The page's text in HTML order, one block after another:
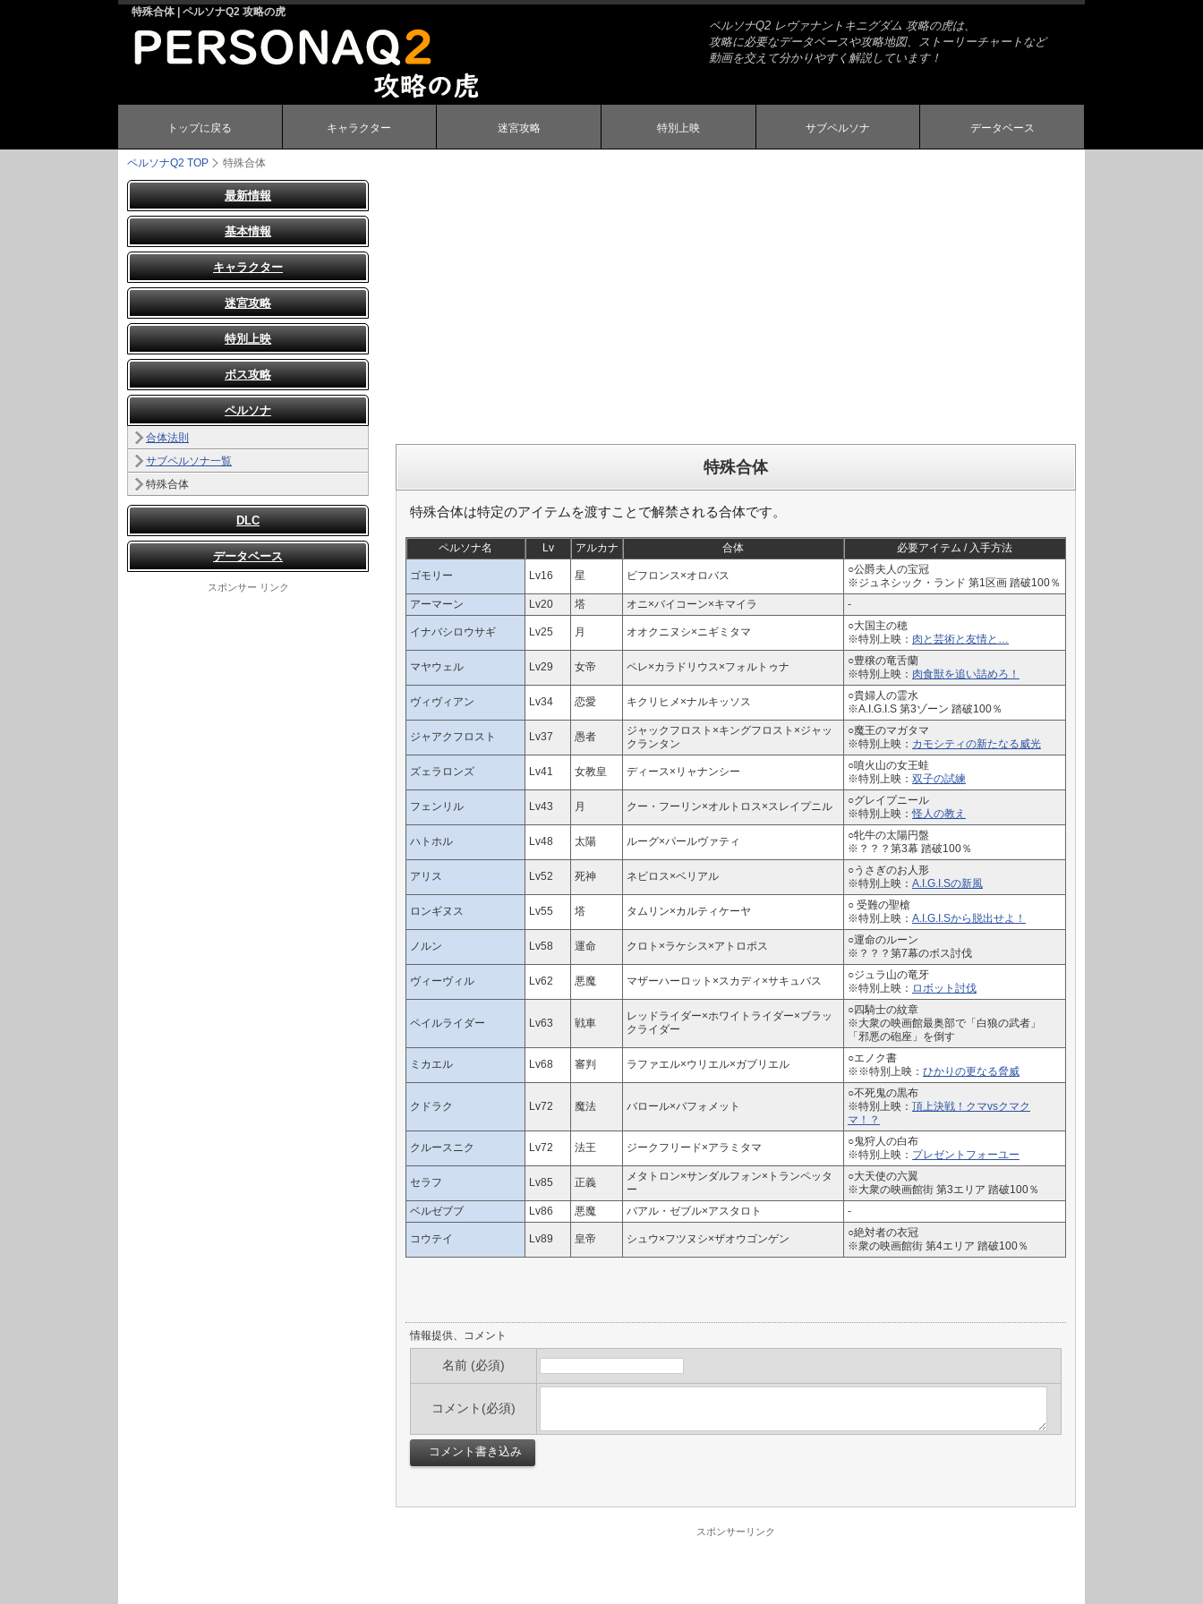
特殊合体 | ペルソナQ2 攻略の虎
ペルソナQ2 レヴァナントキニグダム 攻略の虎は、
攻略に必要なデータベースや攻略地図、ストーリーチャートなど
動画を交えて分かりやすく解説しています！
トップに戻る キャラクター 迷宮攻略 特別上映 サブペルソナ データベース
ペルソナQ2 TOP 特殊合体
特殊合体
特殊合体は特定のアイテムを渡すことで解禁される合体です。
ペルソナ名 Lv アルカナ 合体 必要アイテム / 入手方法
ゴモリー Lv16 星 ビフロンス×オロバス
○公爵夫人の宝冠
※ジュネシック・ランド 第1区画 踏破100％
アーマーン
Lv20 塔 オニ×バイコーン×キマイラ -
イナバシロウサギ Lv25 月 オオクニヌシ×ニギミタマ
○大国主の穂
※特別上映： 肉と芸術と友情と…
マヤウェル Lv29 女帝 ペレ×カラドリウス×フォルトゥナ
○豊穣の竜舌蘭
※特別上映： 肉食獣を追い詰めろ！
ヴィヴィアン Lv34 恋愛 キクリヒメ×ナルキッソス
○貴婦人の霊水
※A.I.G.I.S 第3ゾーン 踏破100％
ジャアクフロスト Lv37 愚者
ジャックフロスト×キングフロスト×ジャッ
クランタン
○魔王のマガタマ
※特別上映： カモシティの新たなる威光
ズェラロンズ Lv41 女教皇 ディース×リャナンシー
○噴火山の女王蛙
※特別上映： 双子の試練
フェンリル Lv43 月 クー・フーリン×オルトロス×スレイプニル
○グレイプニール
※特別上映：怪人の教え
ハトホル Lv48 太陽 ルーグ×パールヴァティ
○牝牛の太陽円盤
※？？？第3幕 踏破100％
アリス Lv52 死神 ネビロス×ベリアル
○うさぎのお人形
※特別上映： A.I.G.I.Sの新風
ロンギヌス Lv55 塔 タムリン×カルティケーヤ
○ 受難の聖槍
※特別上映： A.I.G.I.Sから脱出せよ！
ノルン Lv58 運命 クロト×ラケシス×アトロポス
○運命のルーン
※？？？第7幕のボス討伐
ヴィーヴィル Lv62 悪魔 マザーハーロット×スカディ×サキュバス
○ジュラ山の竜牙
※特別上映： ロボット討伐
ペイルライダー Lv63 戦車
レッドライダー×ホワイトライダー×ブラッ
クライダー
○四騎士の紋章
※大衆の映画館最奥部で「白狼の武者」
「邪悪の砲座」を倒す
ミカエル Lv68 審判 ラファエル×ウリエル×ガブリエル
○エノク書
※※特別上映： ひかりの更なる脅威
クドラク Lv72 魔法 バロール×バフォメット
○不死鬼の黒布
※特別上映： 頂上決戦！クマvsクマク
マ！？
クルースニク Lv72 法王 ジークフリード×アラミタマ
○鬼狩人の白布
※特別上映： プレゼントフォーユー
セラフ Lv85 正義
メタトロン×サンダルフォン×トランペッタ
ー
○大天使の六翼
※大衆の映画館街 第3エリア 踏破100％
ベルゼブブ
Lv86 悪魔 バアル・ゼブル×アスタロト -
コウテイ Lv89 皇帝 シュウ×フツヌシ×ザオウゴンゲン
○絶対者の衣冠
※衆の映画館街 第4エリア 踏破100％
情報提供、コメント
名前 (必須)
コメント(必須)
スポンサーリンク
最新情報
基本情報
キャラクター
迷宮攻略
特別上映
ボス攻略
ペルソナ
合体法則
サブペルソナ一覧
特殊合体
DLC
データベース
スポンサー リンク